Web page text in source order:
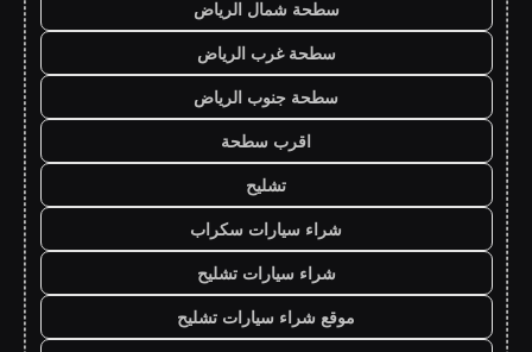
سطحة شمال الرياض
سطحة غرب الرياض
سطحة جنوب الرياض
اقرب سطحة
تشليح
شراء سيارات سكراب
شراء سيارات تشليح
موقع شراء سيارات تشليح